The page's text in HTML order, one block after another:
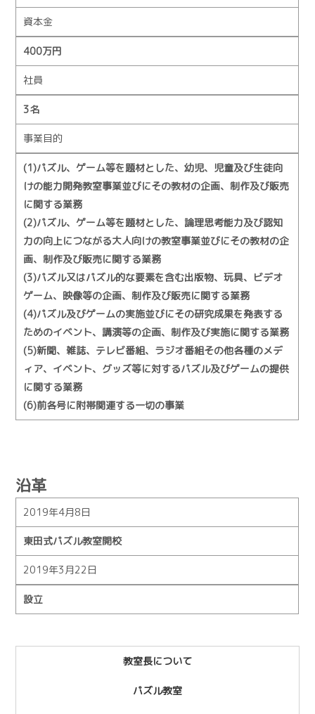
資本金
400万円
社員
3名
事業目的
(1)パズル、ゲーム等を題材とした、幼児、児童及び生徒向
けの能力開発教室事業並びにその教材の企画、制作及び販売
に関する業務
(2)パズル、ゲーム等を題材とした、論理思考能力及び認知
力の向上につながる大人向けの教室事業並びにその教材の企
画、制作及び販売に関する業務
(3)パズル又はパズル的な要素を含む出版物、玩具、ビデオ
ゲーム、映像等の企画、制作及び販売に関する業務
(4)パズル及びゲームの実施並びにその研究成果を発表する
ためのイベント、講演等の企画、制作及び実施に関する業務
(5)新聞、雑誌、テレビ番組、ラジオ番組その他各種のメデ
ィア、イベント、グッズ等に対するパズル及びゲームの提供
に関する業務
(6)前各号に附帯関連する一切の事業
沿革
2019年4月8日
東田式パズル教室開校
2019年3月22日
設立
教室長について
パズル教室